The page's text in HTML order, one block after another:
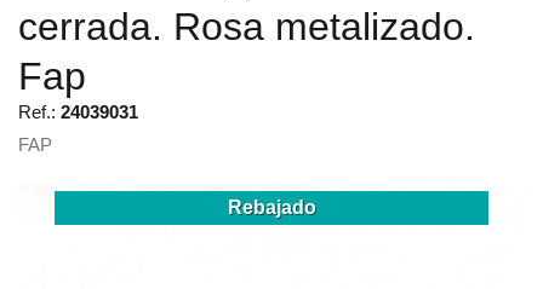
cerrada. Rosa metalizado.
Fap
Ref.: 24039031
FAP
Rebajado